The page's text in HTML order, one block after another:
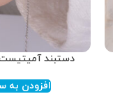
دستبند آمیتیست
افزودن به